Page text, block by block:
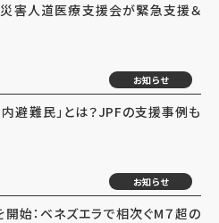
害人道医療支援会が緊急支援＆
お知らせ
内避難民」とは？JPFの支援事例も
お知らせ
始：ベネズエラで相次ぐM７超の